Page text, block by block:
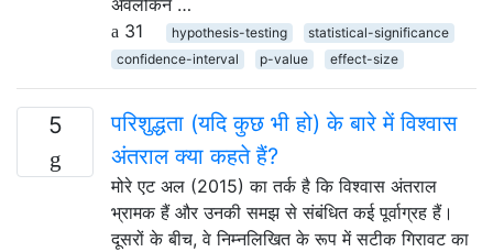
31
hypothesis-testing
statistical-significance
confidence-interval
p-value effect-size
5
परिशुद्धता (यदि कुछ भी हो) के बारे में विश्वास
अंतराल क्या कहते हैं?
मोरे एट अल (2015) का तर्क है कि विश्वास अंतराल
भ्रामक हैं और उनकी समझ से संबंधित कई पूर्वाग्रह हैं।
दूसरों के बीच, वे निम्नलिखित के रूप में सटीक गिरावट का